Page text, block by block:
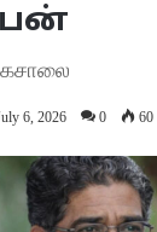
6, 2026 0 60